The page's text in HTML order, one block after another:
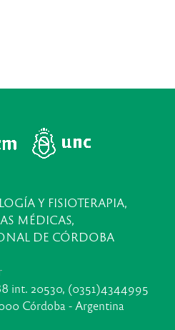
Y FISIOTERAPIA,
MÉDICAS,
DE CÓRDOBA
int. 20530, (0351)4344995
Córdoba - Argentina